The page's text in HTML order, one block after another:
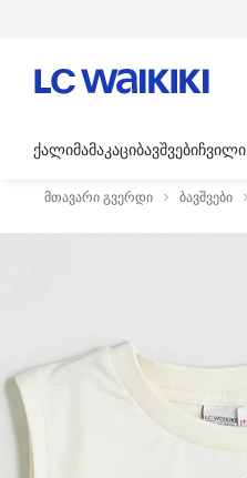
ᲥᲐᲚᲘᲛᲐᲛᲐᲙᲐᲪᲘᲑᲐᲕᲨᲕᲔᲑᲘᲩᲕᲘᲚᲘ
მთავარი გვერდი ბავშვები